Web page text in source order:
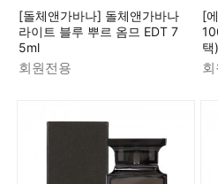
[돌체앤가바나] 돌체앤가바나
라이트 블루 뿌르 옴므 EDT 7
5ml
회원전용
[
택)